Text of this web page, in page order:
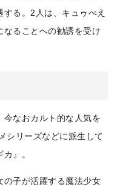
る。2人は、キュゥべえ
ることへの勧誘を受け
今なおカルト的な人気を
シリーズなどに派生して
』。
の子が活躍する魔法少女